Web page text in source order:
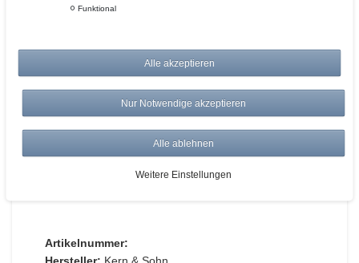
KERN EMB 500 1 Schulwaage 0,1g
500g Feinwaage Kompaktwaage
Artikelnummer:
Hersteller: Kern & Sohn
Funktional
Alle akzeptieren
Nur Notwendige akzeptieren
Alle ablehnen
Weitere Einstellungen